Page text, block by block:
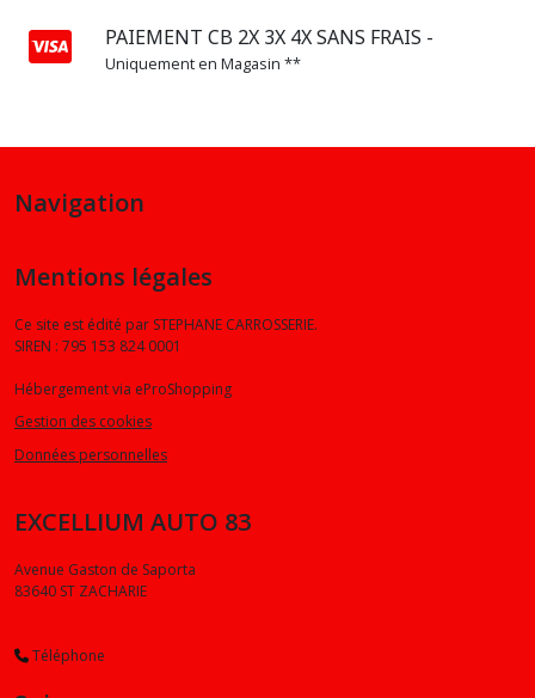
PAIEMENT CB 2X 3X 4X SANS FRAIS -
Uniquement en Magasin **
(2)
Z4
(1)
les
Navigation
Mentions légales
Ce site est édité par STEPHANE CARROSSERIE.
SIREN : 795 153 824 0001
Hébergement via eProShopping
Gestion des cookies
Données personnelles
EXCELLIUM AUTO 83
Avenue Gaston de Saporta
83640 ST ZACHARIE
Téléphone